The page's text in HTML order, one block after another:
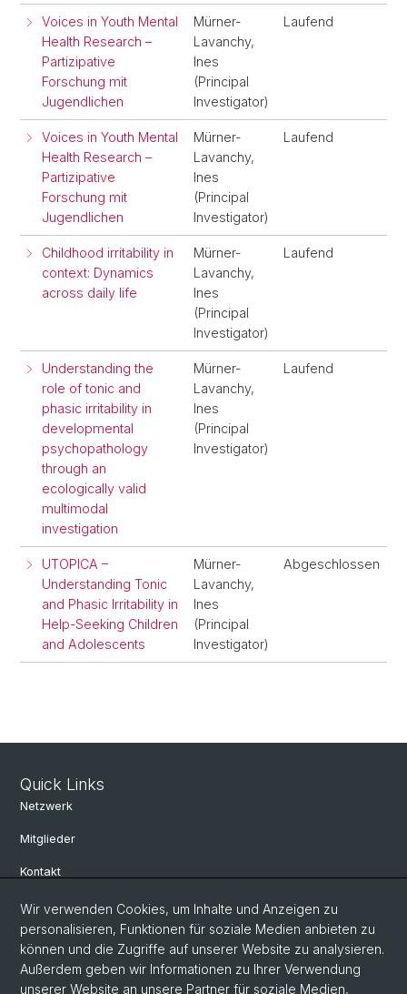
Voices in Youth Mental
Health Research –
Partizipative
Forschung mit
Jugendlichen
Mürner-
Lavanchy,
Ines
(Principal
Investigator)
Laufend
Voices in Youth Mental
Health Research –
Partizipative
Forschung mit
Jugendlichen
Mürner-
Lavanchy,
Ines
(Principal
Investigator)
Laufend
Childhood irritability in
context: Dynamics
across daily life
Mürner-
Lavanchy,
Ines
(Principal
Investigator)
Laufend
Understanding the
role of tonic and
phasic irritability in
developmental
psychopathology
through an
ecologically valid
multimodal
investigation
Mürner-
Lavanchy,
Ines
(Principal
Investigator)
Laufend
UTOPICA –
Understanding Tonic
and Phasic Irritability in
Help-Seeking Children
and Adolescents
Mürner-
Lavanchy,
Ines
(Principal
Investigator)
Abgeschlossen
Quick Links
Netzwerk
Mitglieder
Kontakt
Social Media
Bluesky
Wir verwenden Cookies, um Inhalte und Anzeigen zu
personalisieren, Funktionen für soziale Medien anbieten zu
können und die Zugriffe auf unserer Website zu analysieren.
Außerdem geben wir Informationen zu Ihrer Verwendung
unserer Website an unsere Partner für soziale Medien,